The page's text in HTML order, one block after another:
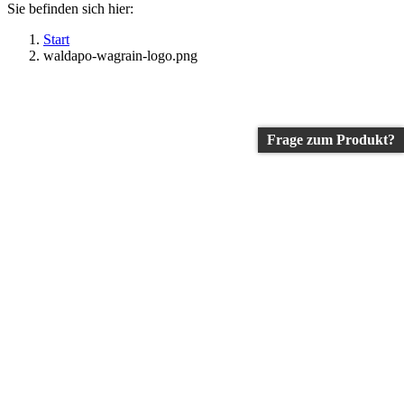
Sie befinden sich hier:
Start
waldapo-wagrain-logo.png
Frage zum Produkt?